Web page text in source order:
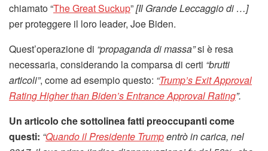
chiamato “The Great Suckup”[Il Grande Leccaggio di …]
per proteggere il loro leader, Joe Biden.
Quest’operazione di “propaganda di massa”si è resa
necessaria, considerando la comparsa di certi “brutti
articoli”, come ad esempio questo: “Trump’s Exit Approval
Rating Higher than Biden’s Entrance Approval Rating”.
Un articolo che sottolinea fatti preoccupanti come
questi: “Quando il Presidente Trumpentrò in carica, nel